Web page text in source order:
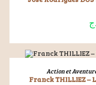
Action et
Franck THILLIEZ –